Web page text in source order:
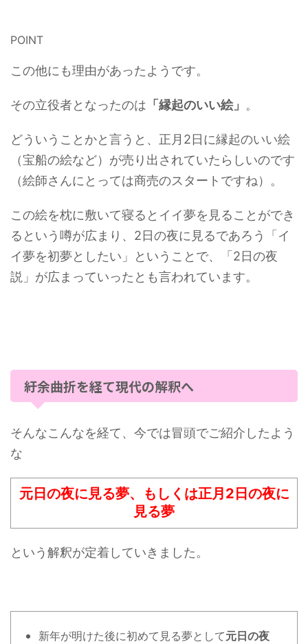
POINT
この他にも理由があったようです。
その立役者となったのは 「縁起のいい絵」 。
どういうことかと言うと、正月2日に縁起のいい絵
（宝船の絵など）が売り出されていたらしいのです
（絵師さんにとっては商売のスタートですね）。
この絵を枕に敷いて寝るとイイ夢を見ることができ
るという噂が広まり、2日の夜に見るであろう「イ
イ夢を初夢としたい」ということで、「2日の夜
説」が広まっていったとも言われています。
紆余曲折を経て現代の解釈へ
そんなこんなを経て、今では冒頭でご紹介したよう
な
元日の夜に見る夢、もしくは正月2日の夜に
見る夢
という解釈が定着していきました。
新年が明けた後に初めて見る夢として元日の夜